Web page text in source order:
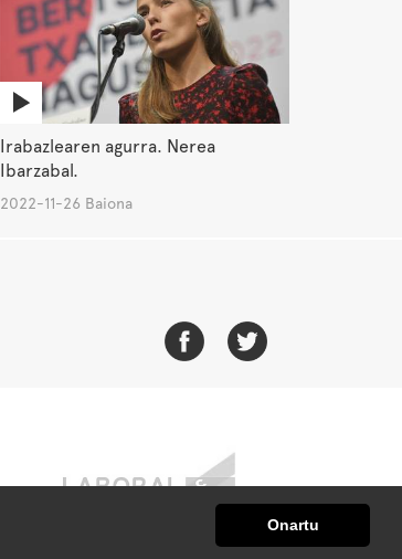
Onartu
Irabazlearen agurra. Nerea
Ibarzabal.
2022-11-26 Baiona